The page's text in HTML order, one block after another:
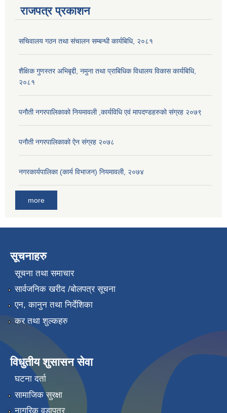
राजपत्र प्रकाशन
सचिवालय गठन तथा संचालन सम्बन्धी कार्यबिधि, २०८१
शैक्षिक गुणस्तर अभिबृद्दी, नमुना तथा प्राबिधिक विधालय विकास कार्यबिधि,
२०८१
पनौती नगरपालिकाको नियमावली ,कार्यविधि एवं मापदण्डहरुको संग्रह २०७९
पनौती नगरपालिकाको ऐन संग्रह २०७८
नगरकार्यपालिका (कार्य विभाजन) नियमावली, २०७४
more
सूचनाहरु
सूचना तथा समाचार
सार्वजनिक खरीद /बोलपत्र सूचना
एन, कानुन तथा निर्देशिका
कर तथा शुल्कहरु
विधुतीय शुसासन सेवा
घटना दर्ता
सामाजिक सुरक्षा
नागरिक वडापत्र